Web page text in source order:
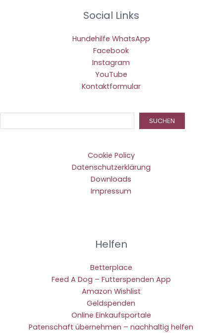
Social Links
Hundehilfe WhatsApp
Facebook
Instagram
YouTube
Kontaktformular
SUCHEN
Cookie Policy
Datenschutzerklärung
Downloads
Impressum
Helfen
Betterplace
Feed A Dog – Futterspenden App
Amazon Wishlist
Geldspenden
Online Einkaufsportale
Patenschaft übernehmen – nachhaltig helfen